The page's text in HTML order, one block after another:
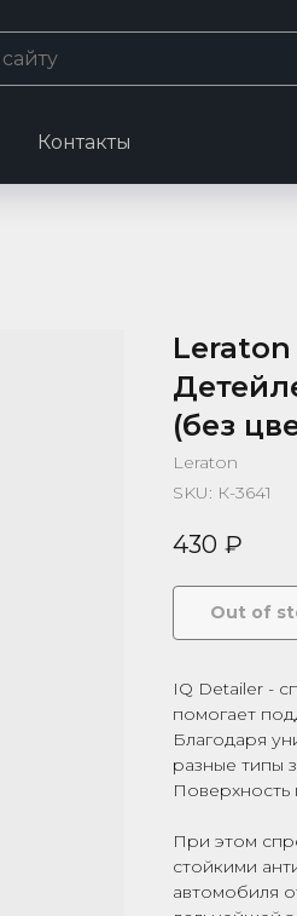
Контакты
Leraton
(без
Leraton
SKU: К-3641
430 ₽
Out of
IQ Detailer -
помогает
Благодаря
разные типы
Поверхность
При этом
стойкими
автомобиля